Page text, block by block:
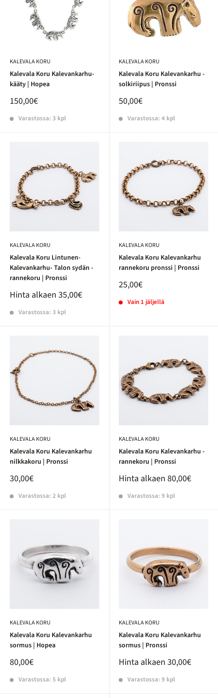
KALEVALA KORU
Kalevala Koru Kalevankarhu-
kääty | Hopea
150,00€
Varastossa: 3 kpl
KALEVALA KORU
Kalevala Koru Kalevankarhu -
solkiriipus | Pronssi
50,00€
Varastossa: 4 kpl
KALEVALA KORU
Kalevala Koru Lintunen-
Kalevankarhu- Talon sydän -
rannekoru | Pronssi
Hinta alkaen 35,00€
Varastossa: 3 kpl
KALEVALA KORU
Kalevala Koru Kalevankarhu
rannekoru pronssi | Pronssi
25,00€
Vain 1 jäljellä
KALEVALA KORU
Kalevala Koru Kalevankarhu
nilkkakoru | Pronssi
30,00€
Varastossa: 2 kpl
KALEVALA KORU
Kalevala Koru Kalevankarhu -
rannekoru | Pronssi
Hinta alkaen 80,00€
Varastossa: 9 kpl
KALEVALA KORU
Kalevala Koru Kalevankarhu
sormus | Hopea
80,00€
Varastossa: 5 kpl
KALEVALA KORU
Kalevala Koru Kalevankarhu
sormus | Pronssi
Hinta alkaen 30,00€
Varastossa: 9 kpl